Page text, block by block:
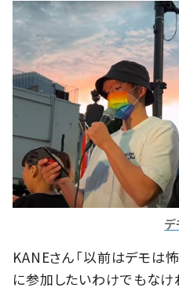
デ
KANEさん「以前はデモは
に参加したいわけでもな